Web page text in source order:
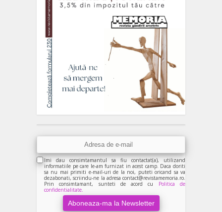
Imi dau consimtamantul sa fiu contactat(a), utilizand
informatiile pe care le-am furnizat in acest camp. Daca doriti
sa nu mai primiti e-mail-uri de la noi, puteti oricand sa va
dezabonati, scriindu-ne la adresa contact@revistamemoria.ro.
Prin consimtamant, sunteti de acord cu Politica de
confidentialitate.